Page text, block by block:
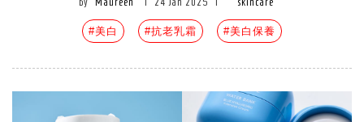
#美白 #抗老乳霜 #美白保養